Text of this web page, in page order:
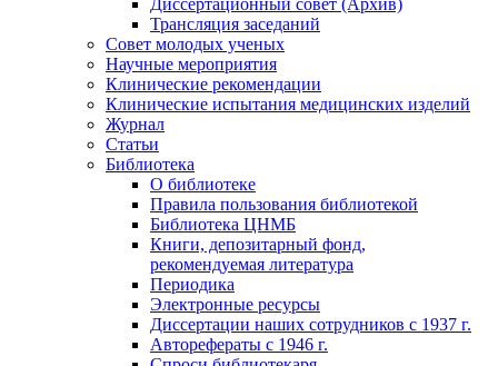
Диссертационный совет (Архив)
Трансляция заседаний
Совет молодых ученых
Научные мероприятия
Клинические рекомендации
Клинические испытания медицинских изделий
Журнал
Статьи
Библиотека
О библиотеке
Правила пользования библиотекой
Библиотека ЦНМБ
Книги, депозитарный фонд,
рекомендуемая литература
Периодика
Электронные ресурсы
Диссертации наших сотрудников с 1937 г.
Авторефераты с 1946 г.